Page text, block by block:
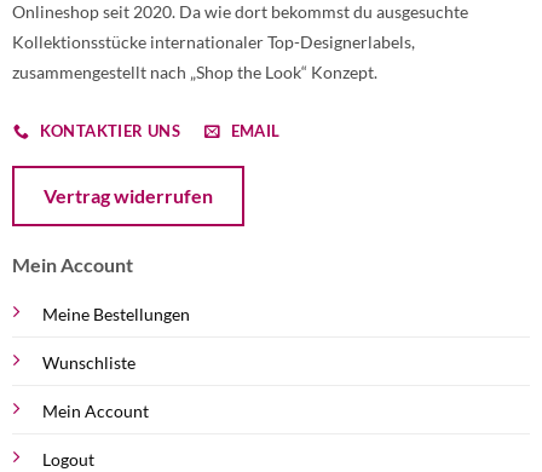
Onlineshop seit 2020. Da wie dort bekommst du ausgesuchte
Kollektionsstücke internationaler Top-Designerlabels,
zusammengestellt nach „Shop the Look“ Konzept.
KONTAKTIER UNS EMAIL
Vertrag widerrufen
Mein Account
Meine Bestellungen
Wunschliste
Mein Account
Logout